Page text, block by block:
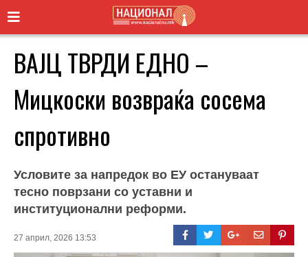
ВАЈЦ ТВРДИ ЕДНО –
Мицкоски возвраќа сосема
спротивно
Условите за напредок во ЕУ остануваат
тесно поврзани со уставни и
институционални реформи.
27 април, 2026 13:53